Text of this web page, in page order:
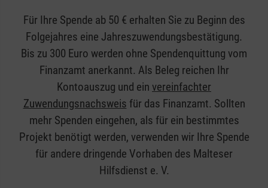
Für Ihre Spende ab 50 € erhalten Sie zu Beginn des
Folgejahres eine Jahreszuwendungsbestätigung.
Bis zu 300 Euro werden ohne Spendenquittung vom
Finanzamt anerkannt. Als Beleg reichen Ihr
Kontoauszug und ein vereinfachter
Zuwendungsnachsweis für das Finanzamt. Sollten
mehr Spenden eingehen, als für ein bestimmtes
Projekt benötigt werden, verwenden wir Ihre Spende
für andere dringende Vorhaben des Malteser
Hilfsdienst e. V.